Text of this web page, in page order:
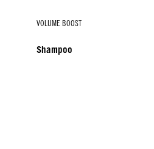
VOLUME BOOST
Shampoo